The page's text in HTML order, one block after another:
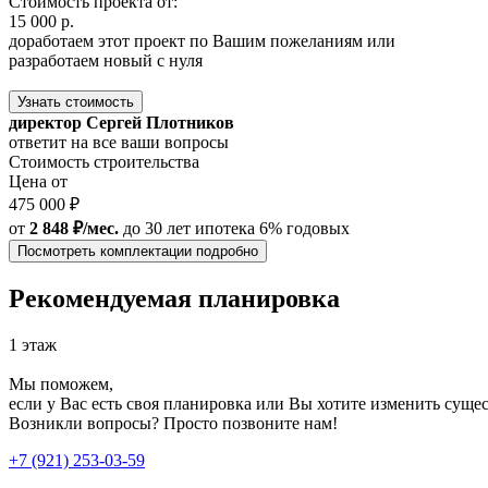
15 000 р.
доработаем этот проект по Вашим пожеланиям или
разработаем новый с нуля
Узнать стоимость
директор Сергей Плотников
ответит на все ваши вопросы
Стоимость строительства
Цена от
475 000 ₽
от 2 848 ₽/мес. до 30 лет ипотека 6% годовых
Посмотреть комплектации подробно
Рекомендуемая планировка
1 этаж
Мы поможем,
если у Вас есть своя планировка или Вы хотите изменить
Возникли вопросы? Просто позвоните нам!
+7 (921) 253-03-59